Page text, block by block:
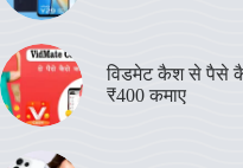
विडमेट कैश से पैसे
₹400 कमाए